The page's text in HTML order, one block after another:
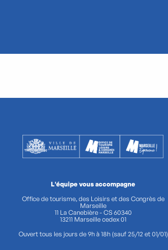
L'équipe vous accompagne
Office de tourisme, des Loisirs et des Congrès de
Marseille
11 La Canebière - CS 60340
13211 Marseille cedex 01
Ouvert tous les jours de 9h à 18h (sauf 25/12 et 01/01)